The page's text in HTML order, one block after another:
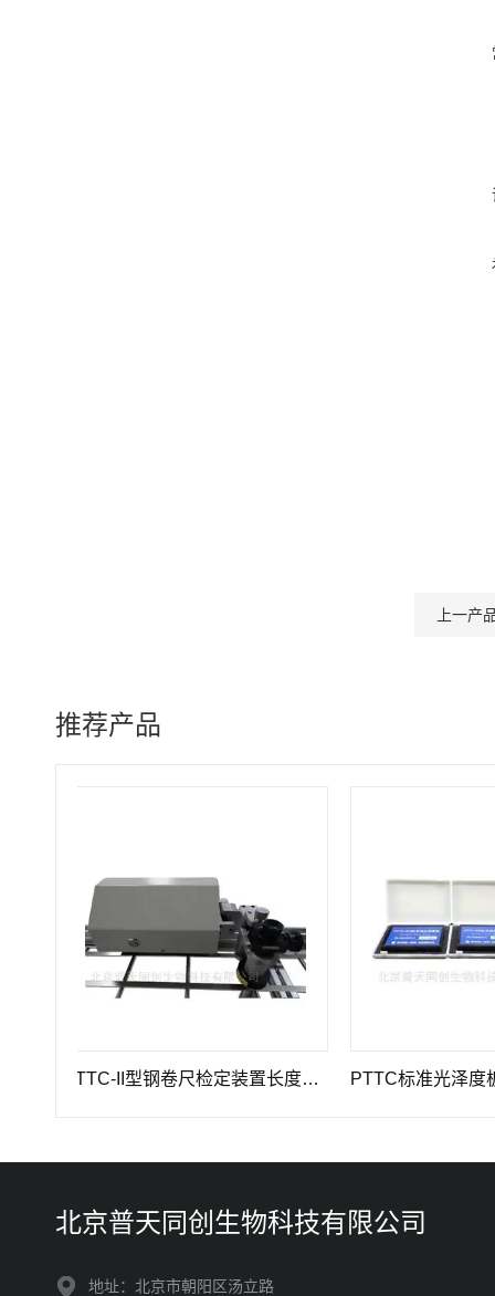
上一产
推荐产品
PTTC-II型钢卷尺检定装置长度计量仪器 PTTC标准光泽度板-光
北京普天同创生物科技有限公司
地址：北京市朝阳区汤立路